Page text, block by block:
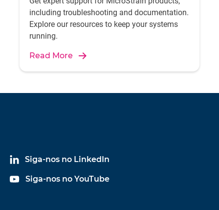
including troubleshooting and documentation.
Explore our resources to keep your systems
running.
Read More
Siga-nos no LinkedIn
Siga-nos no YouTube